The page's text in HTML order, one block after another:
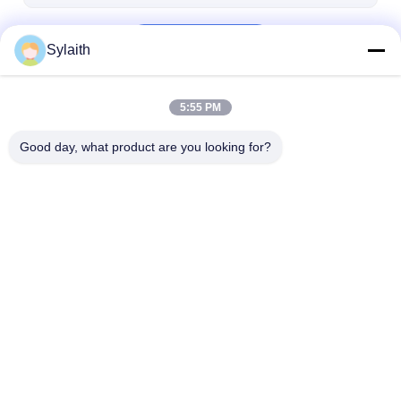
Ppgi Galvanizli Çelik Rulo
Sylaith
5:55 PM
Good day, what product are you looking for?